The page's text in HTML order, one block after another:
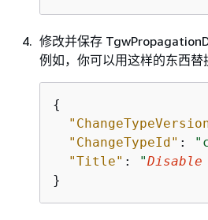
修改并保存
例如，你可以用这样的东西替
{
"ChangeTypeId" :
"Title" : "Disable
}